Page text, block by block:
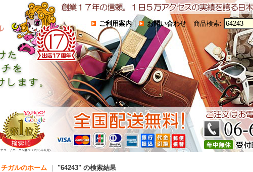
ご利用案内｜ お問い合わせ 商品検索:
ガルのホーム "64243" の検索結果